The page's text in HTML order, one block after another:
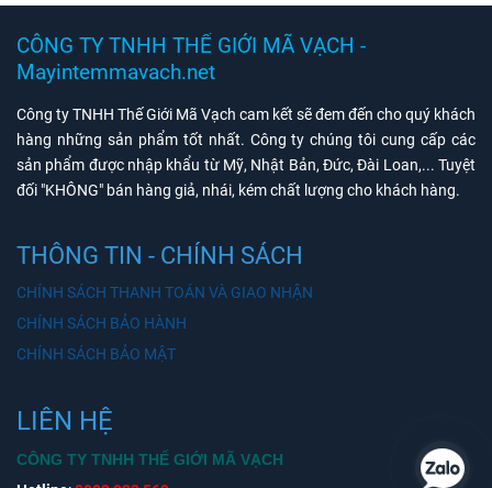
CÔNG TY TNHH THẾ GIỚI MÃ VẠCH -
Mayintemmavach.net
Công ty TNHH Thế Giới Mã Vạch cam kết sẽ đem đến cho quý khách
hàng những sản phẩm tốt nhất. Công ty chúng tôi cung cấp các
sản phẩm được nhập khẩu từ Mỹ, Nhật Bản, Đức, Đài Loan,... Tuyệt
đối "KHÔNG" bán hàng giả, nhái, kém chất lượng cho khách hàng.
THÔNG TIN - CHÍNH SÁCH
CHÍNH SÁCH THANH TOÁN VÀ GIAO NHẬN
CHÍNH SÁCH BẢO HÀNH
CHÍNH SÁCH BẢO MẬT
LIÊN HỆ
CÔNG TY TNHH THẾ GIỚI MÃ VẠCH